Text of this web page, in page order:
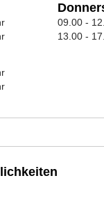
09.00 -
13.00 -